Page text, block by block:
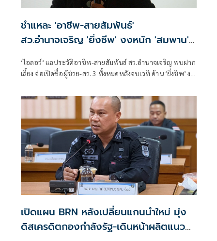
ชำแหละ 'อาชีพ-สายสัมพันธ์'
สว.อำนาจเจริญ 'ยิ่งชีพ' งงหนัก 'สมพาน'
‘ไอลอว์‘ แฉประวัติอาชีพ-สายสัมพันธ์ สว.อำนาจเจริญ พบฝาก
เลี้ยง จ่อเปิดชื่อผู้ช่วย-สว. 3 ทั้งหมดหลังจบเวที ด้าน ‘ยิ่งชีพ’ งง
เปิดแผน BRN หลังเปลี่ยนแกนนำใหม่ มุ่ง
ดิสเครดิตกองกำลังรัฐ-เดินหน้าผลิตแนว